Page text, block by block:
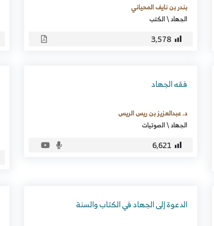
بندر بن نايف المحياني
الجهاد\الكتب
3٬578
فقه الجهاد
د. عبدالعزيز بن ريس الريس
الجهاد\الصوتيات
6٬621
الدعوة إلى الجهاد في الكتاب والسنة